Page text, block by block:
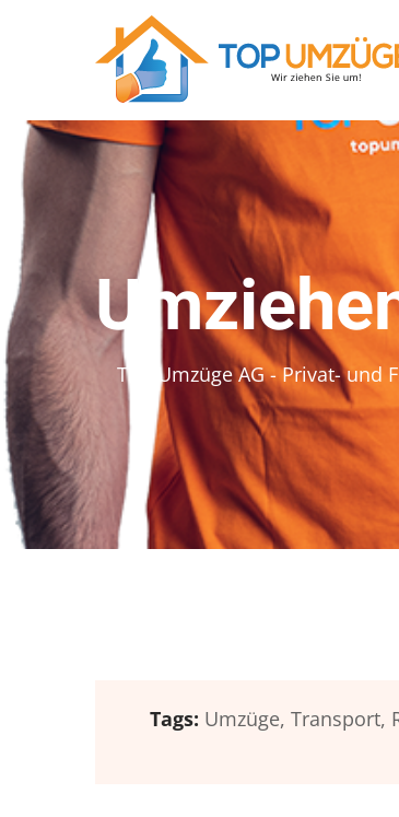
Top Umzüge AG - Privat- und
Tags: Umzüge, Transport,